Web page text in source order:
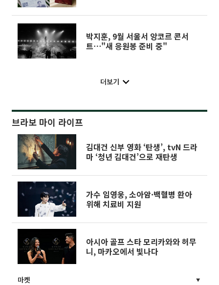
박지훈, 9월 서울서 앙코르 콘서
트⋯"새 응원봉 준비 중"
더보기
브라보 마이 라이프
김대건 신부 영화 ‘탄생’, tvN 드라
마 ‘청년 김대건’으로 재탄생
가수 임영웅, 소아암·백혈병 환아
위해 치료비 지원
아시아 골프 스타 모리카와와 허무
니, 마카오에서 빛나다
마켓